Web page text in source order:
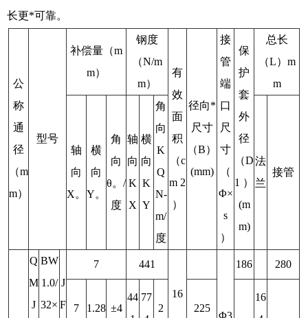
长更*可靠。
公
称
通
径
（m
m）
型号
补偿量（m
m）
钢度
（N/m
m）
有
效
面
积
（c
m 2
）
径向*
尺寸
（B）
(mm)
接
管
端
口
尺
寸
（
Φ×
s
）
保
护
套
外
径
（D
1 ）
(m
m)
总长
（L）m
m
轴
向
X。
横
向
Y。
角
向
θ。/
度
轴
向
K
X
横
向
K
Y
角
向
K
Q
N-
m/
度
法
兰
接管
Q
M
J
BW
1.0/
32×
J
F
7 441
16
Φ3
186 280
7 1.28 ±4
44 77
2 225
16